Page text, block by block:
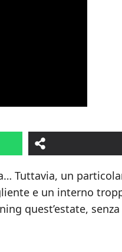
Tuttavia, un
e un interno
quest’estate, senza